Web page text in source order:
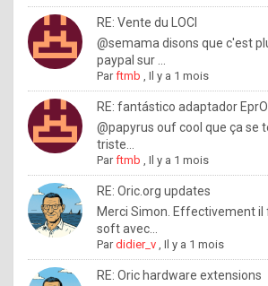
a
n
t
o
n
o
w
h
o
RE: Vente du LOCI
@semama disons que c'est
paypal sur ...
Parftmb ,Il y a 1 mois
RE: fantástico adaptador
@papyrus ouf cool que ça se
triste...
Parftmb ,Il y a 1 mois
RE: Oric.org updates
Merci Simon. Effectivement il
soft avec...
Pardidier_v ,Il y a 1 mois
RE: Oric hardware extensions